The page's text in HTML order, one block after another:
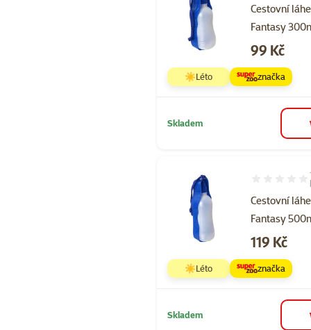
Cestovní
Fantasy
Cena
99 Kč
☀️Léto značka
Skladem
Cestovní
Fantasy
Hodnocení
Cena
119 Kč
☀️Léto značka
Skladem